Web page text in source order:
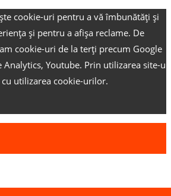
cookie-uri pentru a vă îmbunătăți și
și pentru a afișa reclame. De
cookie-uri de la terți precum Google
Analytics, Youtube. Prin utilizarea site-
utilizarea cookie-urilor.